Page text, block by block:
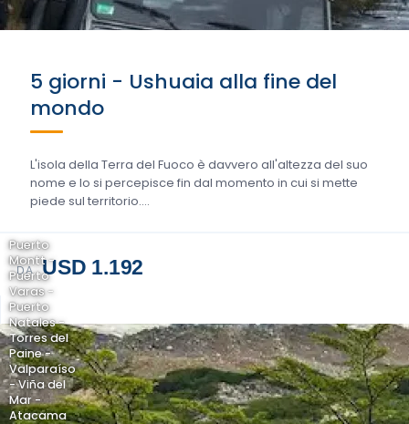
5 giorni - Ushuaia alla fine del
mondo
L'isola della Terra del Fuoco è davvero all'altezza del suo
nome e lo si percepisce fin dal momento in cui si mette
piede sul territorio....
DA USD 1.192
Puerto
Montt -
Puerto
Varas -
Puerto
Natales -
Torres del
Paine -
Valparaíso
- Viña del
Mar -
Atacama